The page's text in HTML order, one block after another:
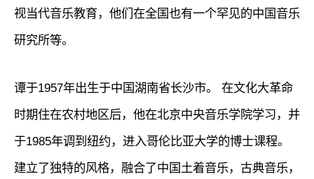
视当代音乐教育，他们在全国也有一个罕见的中国音乐
研究所等。
谭于1957年出生于中国湖南省长沙市。 在文化大革命
时期住在农村地区后，他在北京中央音乐学院学习，并
于1985年调到纽约，进入哥伦比亚大学的博士课程。
建立了独特的风格，融合了中国土着音乐，古典音乐，